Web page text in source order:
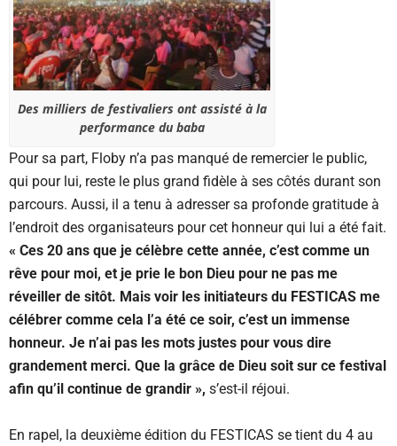
Des milliers de festivaliers ont assisté à la
performance du baba
Pour sa part, Floby n’a pas manqué de remercier le public,
qui pour lui, reste le plus grand fidèle à ses côtés durant son
parcours. Aussi, il a tenu à adresser sa profonde gratitude à
l’endroit des organisateurs pour cet honneur qui lui a été fait.
« Ces 20 ans que je célèbre cette année, c’est comme un
rêve pour moi, et je prie le bon Dieu pour ne pas me
réveiller de sitôt. Mais voir les initiateurs du FESTICAS me
célébrer comme cela l’a été ce soir, c’est un immense
honneur. Je n’ai pas les mots justes pour vous dire
grandement merci. Que la grâce de Dieu soit sur ce festival
afin qu’il continue de grandir », s’est-il réjoui.
En rapel, la deuxième édition du FESTICAS se tient du 4 au